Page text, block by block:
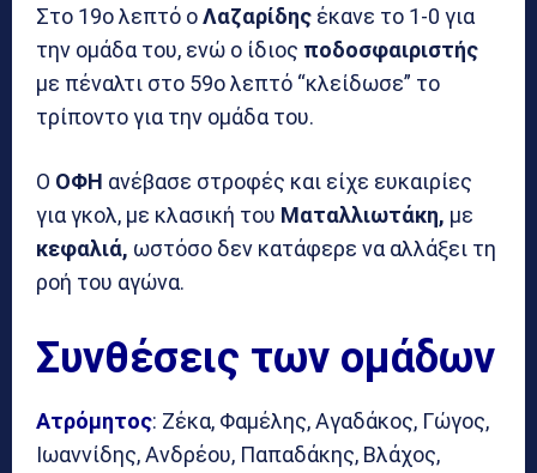
Στο 19ο λεπτό οΛαζαρίδης έκανε το 1-0 για
την ομάδα του, ενώ ο ίδιος ποδοσφαιριστής
με πέναλτι στο 59ο λεπτό “κλείδωσε” το
τρίποντο για την ομάδα του.
Ο ΟΦΗ ανέβασε στροφές και είχε ευκαιρίες
για γκολ, με κλασική του Ματαλλιωτάκη, με
κεφαλιά, ωστόσο δεν κατάφερε να αλλάξει τη
ροή του αγώνα.
Συνθέσεις των ομάδων
Ατρόμητος: Ζέκα, Φαμέλης, Αγαδάκος, Γώγος,
Ιωαννίδης, Ανδρέου, Παπαδάκης, Βλάχος,